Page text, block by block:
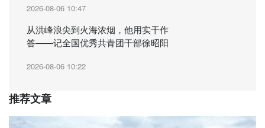
2026-08-06 10:47
从洪峰浪尖到火海浓烟，他用实干作
答——记全国优秀共青团干部徐昭阳
2026-08-06 10:22
推荐文章